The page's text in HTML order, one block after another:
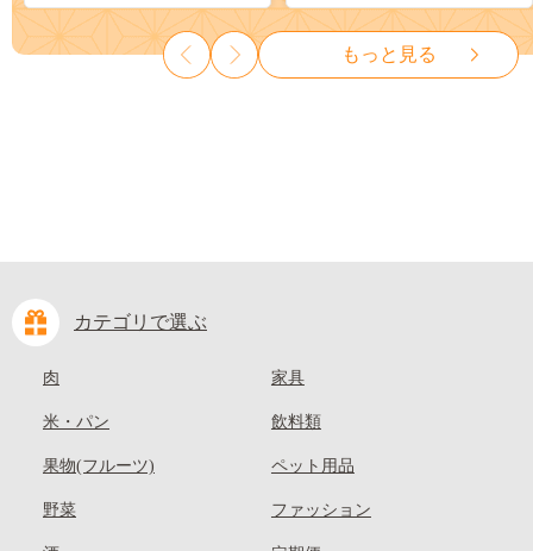
ット ぶどう ブドウ 葡萄 大粒
種なし 先行予約 富士川町
10000円 一万円 9000円 九千円
も 先行予約 送料無料 果物 岡
山県 笠岡市 清水白桃 白鳳 白
麗 クール便---
kasaoka_zsy_419_100---
もっと見る
カテゴリで選ぶ
肉
米・パン
果物(フルーツ)
野菜
家具
飲料類
ペット用品
ファッション